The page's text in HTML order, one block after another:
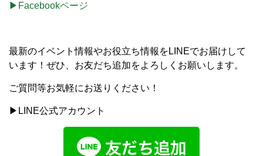
▶Facebookページ
最新のイベント情報やお役立ち情報をLINEでお届けして
います！ぜひ、お友だち追加をよろしくお願いします。
ご質問等お気軽にお送りください！
▶LINE公式アカウント